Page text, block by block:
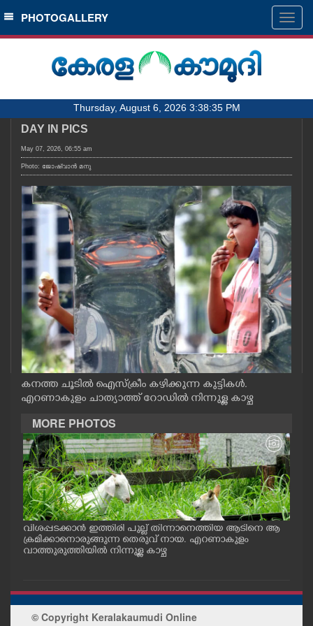
SECTIONS
HOME
NOTIFIED NEWS
KERALA
LOCAL
OBITUARY
NEWS 360
CASE DIARY
CINEMA
OPINION
PHOTOS
LIFESTYLE
SPIRITUAL
PHOTOGALLERY
Thursday, August 6, 2026 3:38:35 PM
DAY IN PICS
May 07, 2026, 06:55 am
Photo: ജോഷ്‌വാൻ മനു
കനത്ത ചൂടിൽ ഐസ്ക്രീം കഴിക്കുന്ന കുട്ടികൾ.
എറണാകുളം ചാത്യാത്ത് റോഡിൽ നിന്നുള്ള കാഴ്ച
MORE PHOTOS
വിശപ്പടക്കാൻ ഇത്തിരി പുല്ല് തിന്നാനെത്തിയ ആടിനെ ആ
ക്രമിക്കാനൊരുങ്ങുന്ന തെരുവ് നായ. എറണാകുളം
വാത്തുരുത്തിയിൽ നിന്നുള്ള കാഴ്ച
© Copyright Keralakaumudi Online